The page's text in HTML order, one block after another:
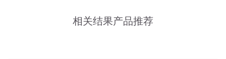
相关结果产品推荐